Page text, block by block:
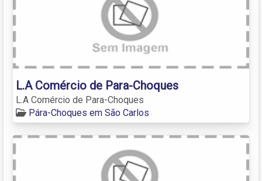
L.A Comércio de Para-Choques
L.A Comércio de Para-Choques
Pára-Choques em São Carlos